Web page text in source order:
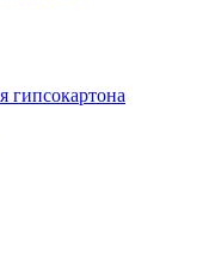
гипсокартона